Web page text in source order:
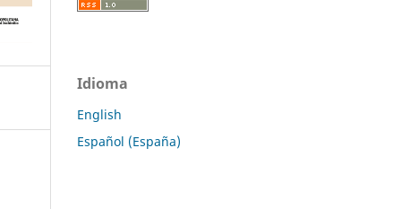
Idioma
English
Español (España)